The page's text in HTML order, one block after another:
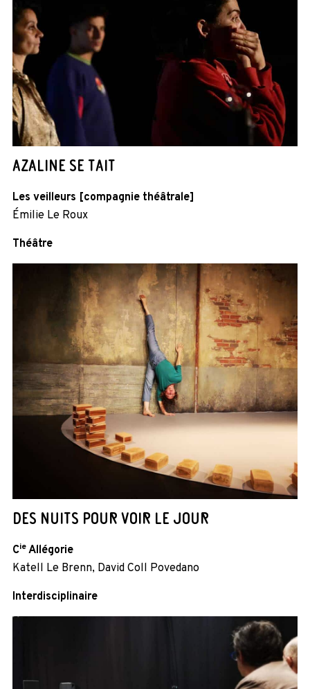
AZALINE SE TAIT
Les veilleurs [compagnie théâtrale]
Émilie Le Roux
Théâtre
DES NUITS POUR VOIR LE JOUR
CieAllégorie
Katell Le Brenn, David Coll Povedano
Interdisciplinaire